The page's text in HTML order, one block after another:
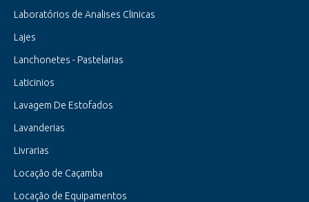
Laboratórios de Analises Clinicas
Lajes
Lanchonetes - Pastelarias
Laticinios
Lavagem De Estofados
Lavanderias
Livrarias
Locação de Caçamba
Locação de Equipamentos